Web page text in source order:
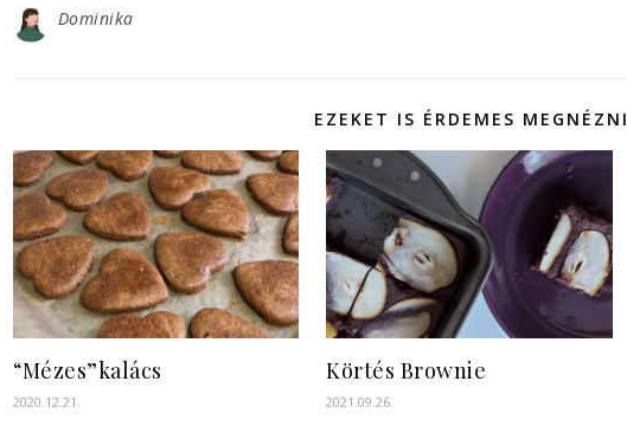
Dominika
EZEKET IS ÉRDEMES MEGNÉZNI
“Mézes”kalács
2020.12.21.
Körtés Brownie
2021.09.26.